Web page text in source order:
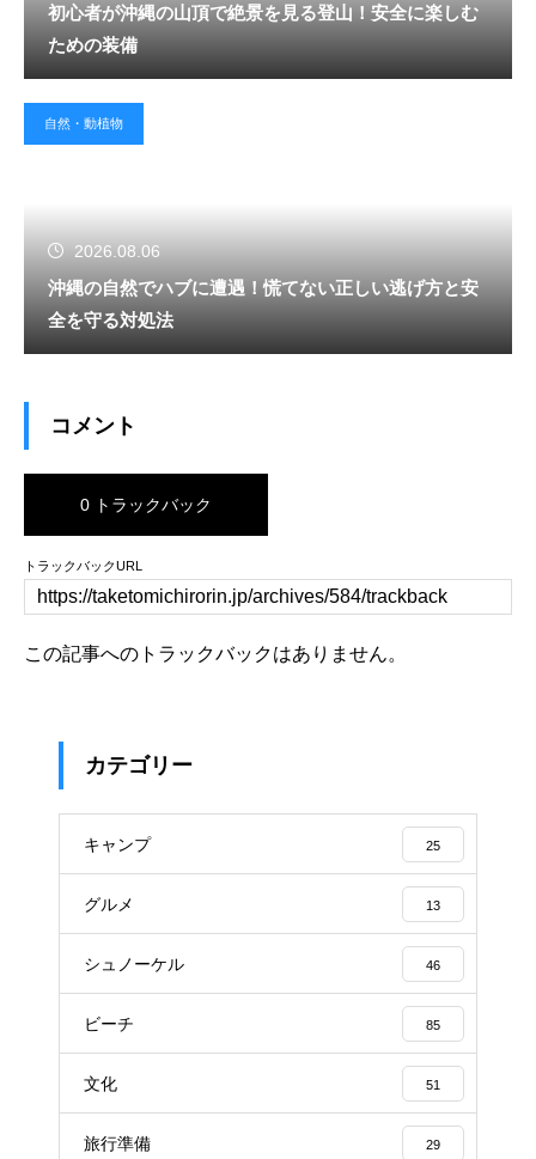
初心者が沖縄の山頂で絶景を見る登山！安全に楽しむ
ための装備
自然・動植物
2026.08.06
沖縄の自然でハブに遭遇！慌てない正しい逃げ方と安
全を守る対処法
コメント
0 トラックバック
トラックバックURL
この記事へのトラックバックはありません。
カテゴリー
キャンプ 25
グルメ 13
シュノーケル 46
ビーチ 85
文化 51
旅行準備 29